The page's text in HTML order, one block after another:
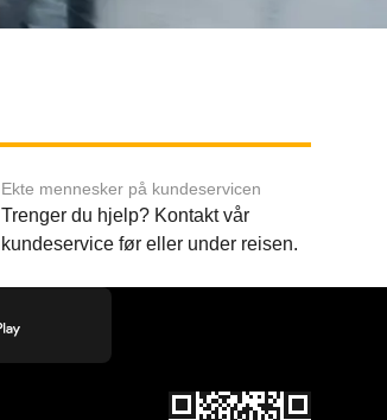
Ekte mennesker på kundeservicen
Trenger du hjelp? Kontakt vår
kundeservice før eller under reisen.